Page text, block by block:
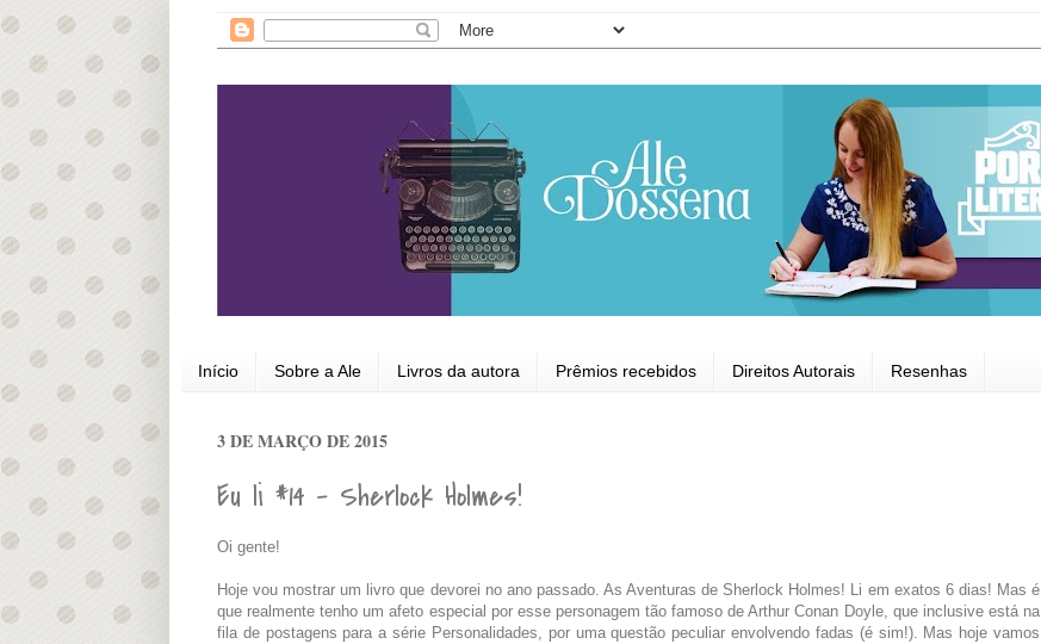
Início Sobre a Ale Livros da autora Prêmios recebidos Direitos Autorais Resenhas
3 DE MARÇO DE 2015
Eu li #14 - Sherlock Holmes!
Oi gente!
Hoje vou mostrar um livro que devorei no ano passado. As Aventuras de Sherlock Holmes! Li em exatos 6 dias! Mas é
que realmente tenho um afeto especial por esse personagem tão famoso de Arthur Conan Doyle, que inclusive está na
fila de postagens para a série Personalidades, por uma questão peculiar envolvendo fadas (é sim!). Mas hoje vamos